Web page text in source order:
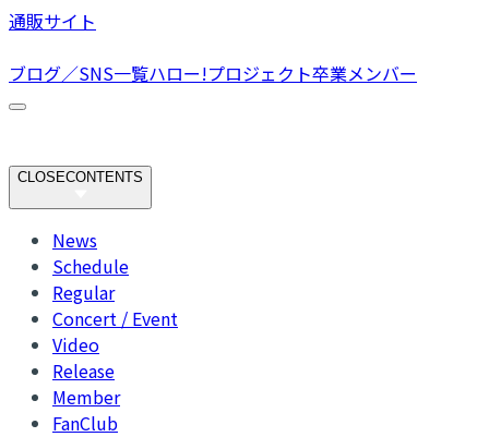
通販サイト
ブログ／SNS一覧ハロー!プロジェクト卒業メンバー
CLOSECONTENTS
News
Schedule
Regular
Concert / Event
Video
Release
Member
FanClub